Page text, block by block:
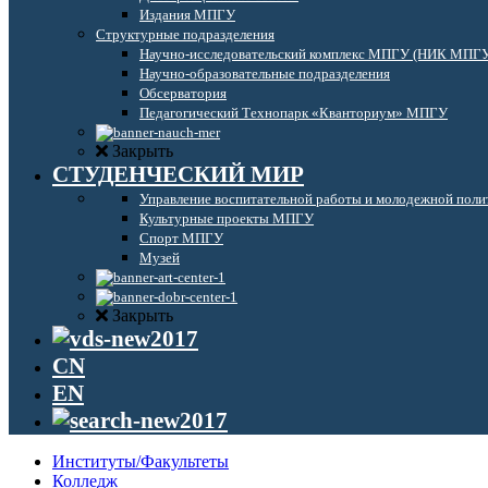
Издания МПГУ
Структурные подразделения
Научно-исследовательский комплекс МПГУ (НИК
Научно-образовательные подразделения
Обсерватория
Педагогический Технопарк «Кванториум» МПГУ
Закрыть
СТУДЕНЧЕСКИЙ МИР
Управление воспитательной работы и молодежной
Культурные проекты МПГУ
Спорт МПГУ
Музей
Закрыть
CN
EN
Институты/Факультеты
Колледж